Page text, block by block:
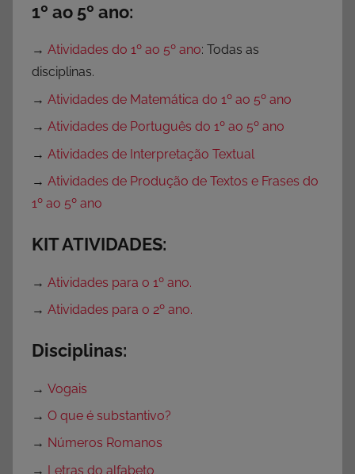
1º ao 5º ano:
→ Atividades do 1º ao 5º ano: Todas as
disciplinas.
→ Atividades de Matemática do 1º ao 5º ano
→ Atividades de Português do 1º ao 5º ano
→ Atividades de Interpretação Textual
→ Atividades de Produção de Textos e Frases do
1º ao 5º ano
KIT ATIVIDADES:
→ Atividades para o 1º ano.
→ Atividades para o 2º ano.
Disciplinas:
→ Vogais
→ O que é substantivo?
→ Números Romanos
→ Letras do alfabeto